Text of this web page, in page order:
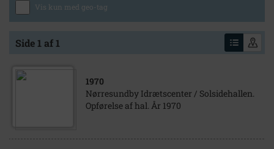
Vis kun med geo-tag
Side 1 af 1
1970
Nørresundby Idrætscenter / Solsidehallen.
Opførelse af hal. År 1970